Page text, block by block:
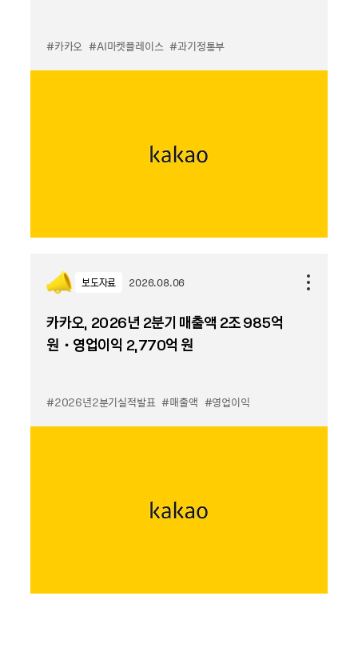
#카카오 #AI마켓플레이스 #과기정통부
보도자료 2026.08.06
카카오, 2026년 2분기 매출액 2조 985억
원・영업이익 2,770억 원
#2026년2분기실적발표 #매출액 #영업이익